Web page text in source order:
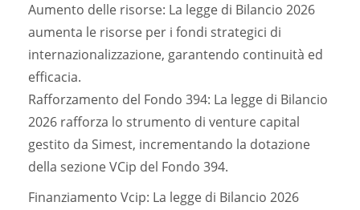
Aumento delle risorse: La legge di Bilancio 2026
aumenta le risorse per i fondi strategici di
internazionalizzazione, garantendo continuità ed
efficacia.
Rafforzamento del Fondo 394: La legge di Bilancio
2026 rafforza lo strumento di venture capital
gestito da Simest, incrementando la dotazione
della sezione VCip del Fondo 394.
Finanziamento Vcip: La legge di Bilancio 2026